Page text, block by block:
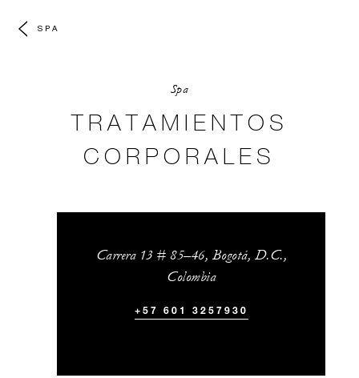
SPA
Spa
TRATAMIENTOS
CORPORALES
Carrera 13 # 85–46, Bogotá, D.C.,
Colombia
+57 601 3257930